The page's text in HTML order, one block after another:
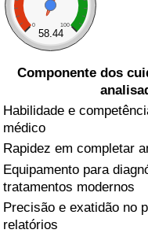
0 100
58.44
Componente dos
Habilidade e
médico
Rapidez em completar
Equipamento para
tratamentos modernos
Precisão e exatidão no
relatórios
Indicador de Custo de
em Aqaba
Indicador de Preços
Índice de qualidade de
Crime
Taxa do Indicador de
Indicador de Crime
Índice de
Saúde